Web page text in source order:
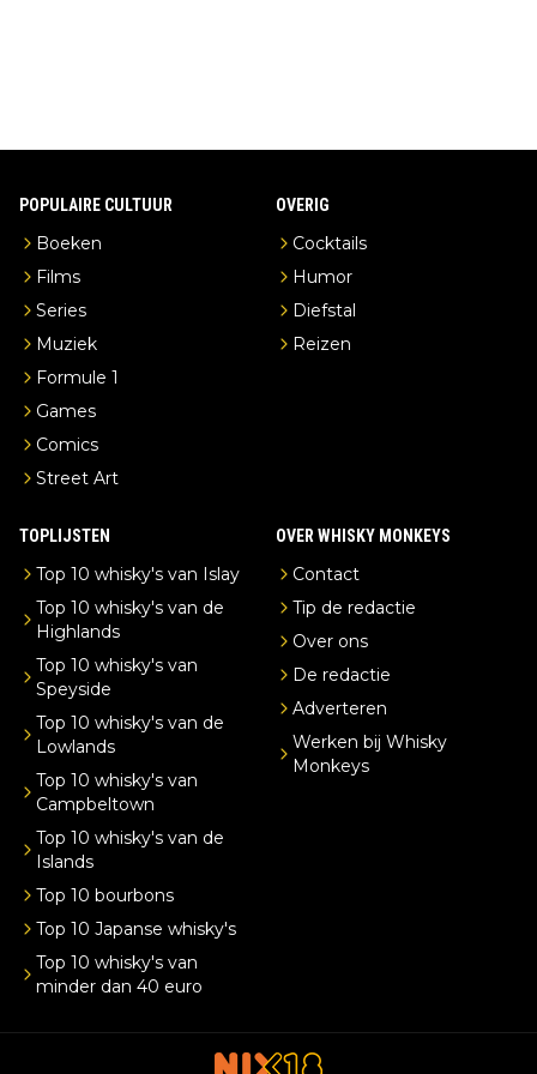
POPULAIRE CULTUUR
Boeken
Films
Series
Muziek
Formule 1
Games
Comics
Street Art
OVERIG
Cocktails
Humor
Diefstal
Reizen
TOPLIJSTEN
Top 10 whisky's van Islay
Top 10 whisky's van de
Highlands
Top 10 whisky's van
Speyside
Top 10 whisky's van de
Lowlands
Top 10 whisky's van
Campbeltown
Top 10 whisky's van de
Islands
Top 10 bourbons
Top 10 Japanse whisky's
Top 10 whisky's van
minder dan 40 euro
OVER WHISKY MONKEYS
Contact
Tip de redactie
Over ons
De redactie
Adverteren
Werken bij Whisky
Monkeys